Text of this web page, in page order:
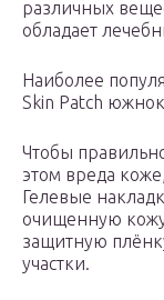
различных
обладает
Наиболее
Skin Patch
Чтобы
этом вреда
Гелевые
очищенную
защитную
участки.